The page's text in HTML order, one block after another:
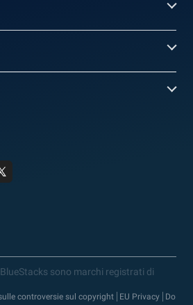
sono marchi registrati di
controversie sul copyright EU Privacy
Do